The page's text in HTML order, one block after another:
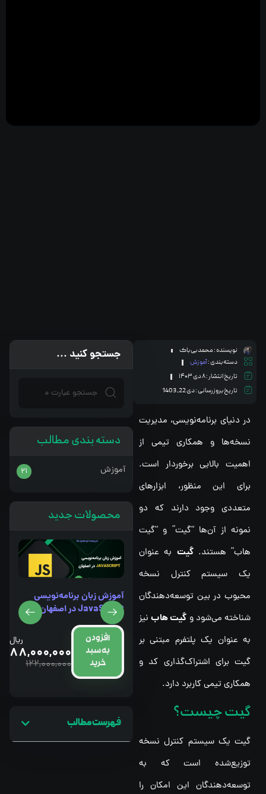
نویسنده :محمد بی باک
دسته بندی :آموزش
تاریخ انتشار :۸ دی ۱۴۰۳
تاریخ بروزرسانی : دی 22, 1403
در دنیای برنامه‌نویسی، مدیریت
نسخه‌ها و همکاری تیمی از
اهمیت بالایی برخوردار است.
برای این منظور، ابزارهای
متعددی وجود دارند که دو
نمونه از آن‌ها “گیت” و “گیت
هاب” هستند.گیت به عنوان
یک سیستم کنترل نسخه
محبوب در بین توسعه‌دهندگان
شناخته می‌شود و گیت هابنیز
به عنوان یک پلتفرم مبتنی بر
گیت برای اشتراک‌گذاری کد و
همکاری تیمی کاربرد دارد.
گیت چیست؟
گیت یک سیستم کنترل نسخه
توزیع‌شده است که به
توسعه‌دهندگان این امکان را
جستجو کنید ...
دسته بندی مطالب
آموزش 21
محصولات جدید
افزودن
خرید
ریال
88,000,000
122,000,000
آموزش زبان برنامه‌نویسی
JavaScript در اصفهان
افزودن
به سبد
خرید
ریال
88,000,000
122,000,000
فهرست مطالب